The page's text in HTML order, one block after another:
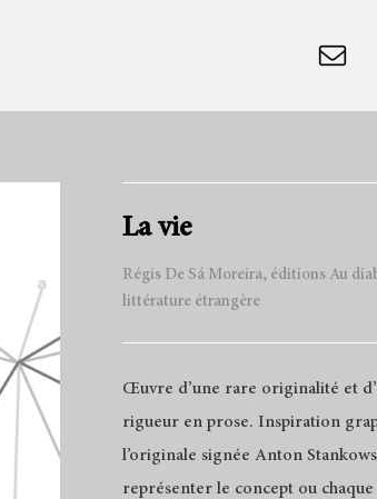
La vie
Régis De Sá Moreira, éditions Au
littérature étrangère
Œuvre d’une rare originalité et
rigueur en prose. Inspiration
l’originale signée Anton
représenter le concept ou